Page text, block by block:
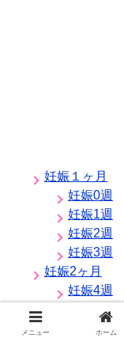
妊娠１ヶ月
妊娠0週
妊娠1週
妊娠2週
妊娠3週
妊娠2ヶ月
妊娠4週
妊娠5週
妊娠6週
メニュー ホーム